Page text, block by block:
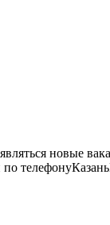
новые
по телефонуКазань